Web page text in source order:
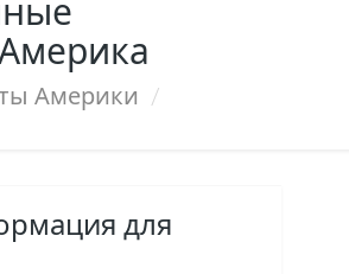
Америки /
для